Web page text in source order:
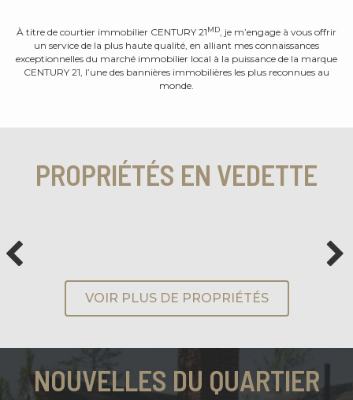
À titre de courtier immobilier CENTURY 21MD, je m’engage à vous offrir
un service de la plus haute qualité, en alliant mes connaissances
exceptionnelles du marché immobilier local à la puissance de la marque
CENTURY 21, l’une des bannières immobilières les plus reconnues au
monde.
PROPRIÉTÉS EN VEDETTE
VOIR PLUS DE PROPRIÉTÉS
NOUVELLES DU QUARTIER